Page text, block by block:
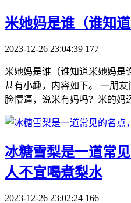
米她妈是谁（谁知道
2023-12-26 23:04:39 177
米她妈是谁（谁知道米她妈是
甚有小趣，内容如下。 一朋
脸懵逼，说米有妈吗？米的妈
冰糖雪梨是一道常
人不宜喝煮梨水
2023-12-26 23:02:24 166